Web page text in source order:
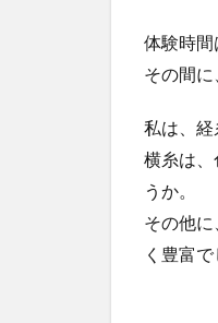
体験時間
その間
私は、経
横糸は
うか。
その他
く豊富で